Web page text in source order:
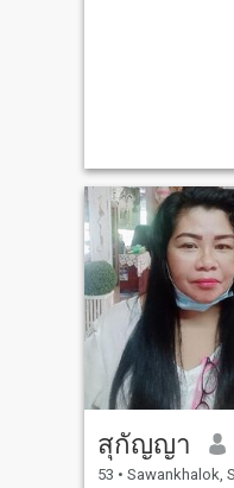
สุกัญญา
53 • Sawankhalok,